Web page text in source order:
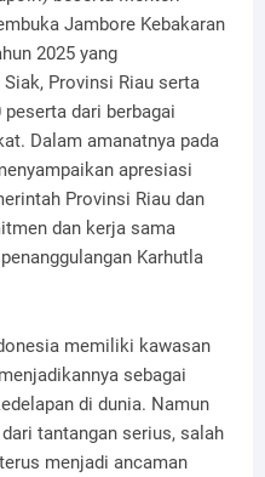
Jambore Kebakaran
2025 yang
Provinsi Riau serta
dari berbagai
Dalam amanatnya pada
apresiasi
Provinsi Riau dan
dan kerja sama
Karhutla
memiliki kawasan
sebagai
di dunia. Namun
tantangan serius, salah
menjadi ancaman